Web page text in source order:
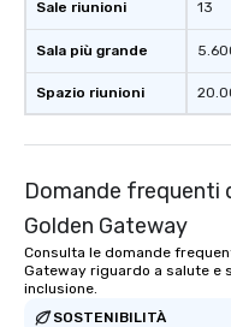
Sale riunioni
Sala più grande
Spazio riunioni
13
Domande frequenti
Golden Gateway
Consulta le domande
Gateway riguardo a salute e
inclusione.
SOSTENIBILITÀ